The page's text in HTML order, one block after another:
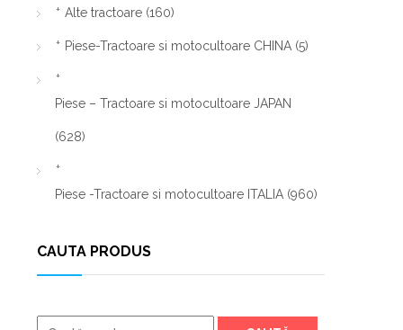
Alte tractoare (160)
Piese-Tractoare si motocultoare CHINA (5)
Piese – Tractoare si motocultoare JAPAN
(628)
Piese -Tractoare si motocultoare ITALIA (960)
CAUTA PRODUS
Caută